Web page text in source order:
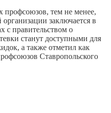
профсоюзов, тем не менее,
организации заключается в
с правительством о
станут доступными для
а также отметил как
Ставропольского